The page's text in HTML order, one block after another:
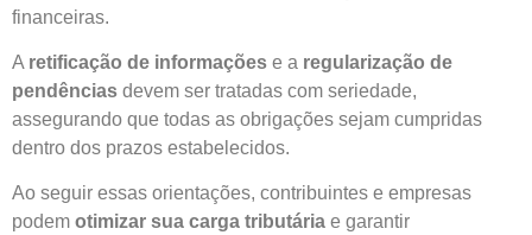
financeiras.
A retificação de informações e a regularização de
pendências devem ser tratadas com seriedade,
assegurando que todas as obrigações sejam cumpridas
dentro dos prazos estabelecidos.
Ao seguir essas orientações, contribuintes e empresas
podem otimizar sua carga tributária e garantir